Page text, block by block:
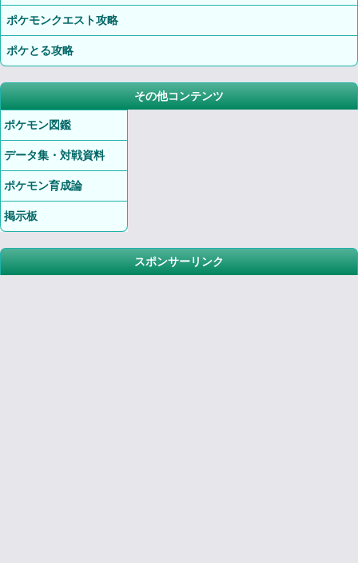
ポケモンクエスト攻略
ポケとる攻略
その他コンテンツ
ポケモン図鑑
データ集・対戦資料
ポケモン育成論
掲示板
スポンサーリンク